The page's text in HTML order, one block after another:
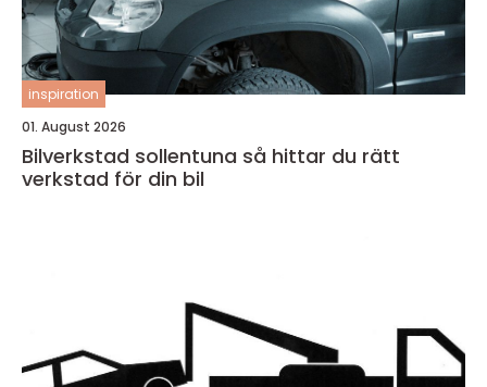
inspiration
01. August 2026
Bilverkstad sollentuna så hittar du rätt
verkstad för din bil